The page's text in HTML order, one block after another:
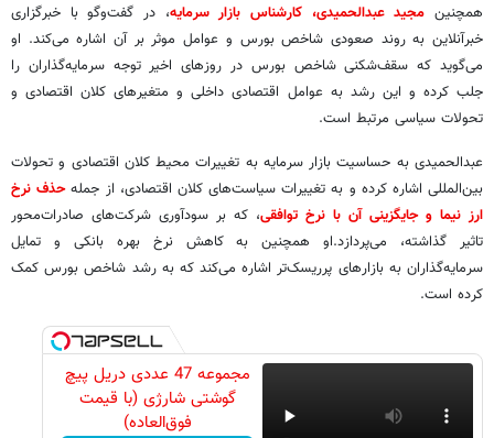
همچنین مجید عبدالحمیدی، کارشناس بازار سرمایه، در گفت‌وگو با خبرگزاری
خبرآنلاین به روند صعودی شاخص بورس و عوامل موثر بر آن اشاره می‌کند. او
می‌گوید که سقف‌شکنی شاخص بورس در روزهای اخیر توجه سرمایه‌گذاران را
جلب کرده و این رشد به عوامل اقتصادی داخلی و متغیرهای کلان اقتصادی و
تحولات سیاسی مرتبط است.
عبدالحمیدی به حساسیت بازار سرمایه به تغییرات محیط کلان اقتصادی و تحولات
بین‌المللی اشاره کرده و به تغییرات سیاست‌های کلان اقتصادی، از جملهحذف نرخ
ارز نیما و جایگزینی آن با نرخ توافقی، که بر سودآوری شرکت‌های صادرات‌محور
تاثیر گذاشته، می‌پردازد.او همچنین به کاهش نرخ بهره بانکی و تمایل
سرمایه‌گذاران به بازارهای پرریسک‌تر اشاره می‌کند که به رشد شاخص بورس کمک
کرده است.
مجموعه 47 عددی دریل پیچ
گوشتی شارژی‌ (با قیمت
فوق‌العاده)